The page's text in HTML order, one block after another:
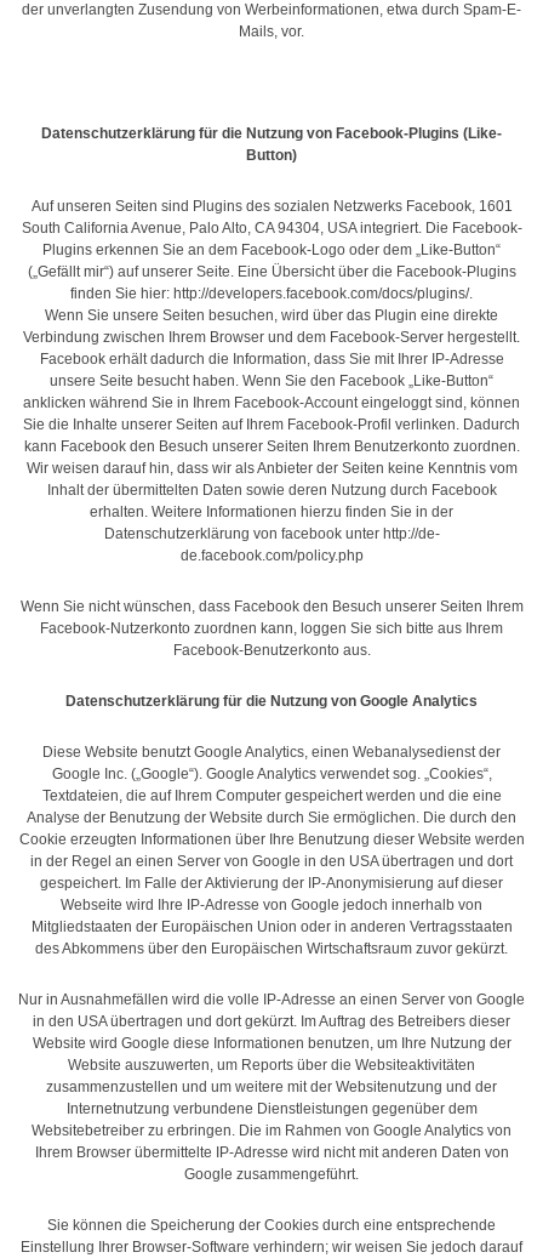
der unverlangten Zusendung von Werbeinformationen, etwa durch Spam-E-
Mails, vor.
Datenschutzerklärung für die Nutzung von Facebook-Plugins (Like-
Button)
Auf unseren Seiten sind Plugins des sozialen Netzwerks Facebook, 1601
South California Avenue, Palo Alto, CA 94304, USA integriert. Die Facebook-
Plugins erkennen Sie an dem Facebook-Logo oder dem „Like-Button“
(„Gefällt mir“) auf unserer Seite. Eine Übersicht über die Facebook-Plugins
finden Sie hier: http://developers.facebook.com/docs/plugins/.
Wenn Sie unsere Seiten besuchen, wird über das Plugin eine direkte
Verbindung zwischen Ihrem Browser und dem Facebook-Server hergestellt.
Facebook erhält dadurch die Information, dass Sie mit Ihrer IP-Adresse
unsere Seite besucht haben. Wenn Sie den Facebook „Like-Button“
anklicken während Sie in Ihrem Facebook-Account eingeloggt sind, können
Sie die Inhalte unserer Seiten auf Ihrem Facebook-Profil verlinken. Dadurch
kann Facebook den Besuch unserer Seiten Ihrem Benutzerkonto zuordnen.
Wir weisen darauf hin, dass wir als Anbieter der Seiten keine Kenntnis vom
Inhalt der übermittelten Daten sowie deren Nutzung durch Facebook
erhalten. Weitere Informationen hierzu finden Sie in der
Datenschutzerklärung von facebook unter http://de-
de.facebook.com/policy.php
Wenn Sie nicht wünschen, dass Facebook den Besuch unserer Seiten Ihrem
Facebook-Nutzerkonto zuordnen kann, loggen Sie sich bitte aus Ihrem
Facebook-Benutzerkonto aus.
Datenschutzerklärung für die Nutzung von Google Analytics
Diese Website benutzt Google Analytics, einen Webanalysedienst der
Google Inc. („Google“). Google Analytics verwendet sog. „Cookies“,
Textdateien, die auf Ihrem Computer gespeichert werden und die eine
Analyse der Benutzung der Website durch Sie ermöglichen. Die durch den
Cookie erzeugten Informationen über Ihre Benutzung dieser Website werden
in der Regel an einen Server von Google in den USA übertragen und dort
gespeichert. Im Falle der Aktivierung der IP-Anonymisierung auf dieser
Webseite wird Ihre IP-Adresse von Google jedoch innerhalb von
Mitgliedstaaten der Europäischen Union oder in anderen Vertragsstaaten
des Abkommens über den Europäischen Wirtschaftsraum zuvor gekürzt.
Nur in Ausnahmefällen wird die volle IP-Adresse an einen Server von Google
in den USA übertragen und dort gekürzt. Im Auftrag des Betreibers dieser
Website wird Google diese Informationen benutzen, um Ihre Nutzung der
Website auszuwerten, um Reports über die Websiteaktivitäten
zusammenzustellen und um weitere mit der Websitenutzung und der
Internetnutzung verbundene Dienstleistungen gegenüber dem
Websitebetreiber zu erbringen. Die im Rahmen von Google Analytics von
Ihrem Browser übermittelte IP-Adresse wird nicht mit anderen Daten von
Google zusammengeführt.
Sie können die Speicherung der Cookies durch eine entsprechende
Einstellung Ihrer Browser-Software verhindern; wir weisen Sie jedoch darauf